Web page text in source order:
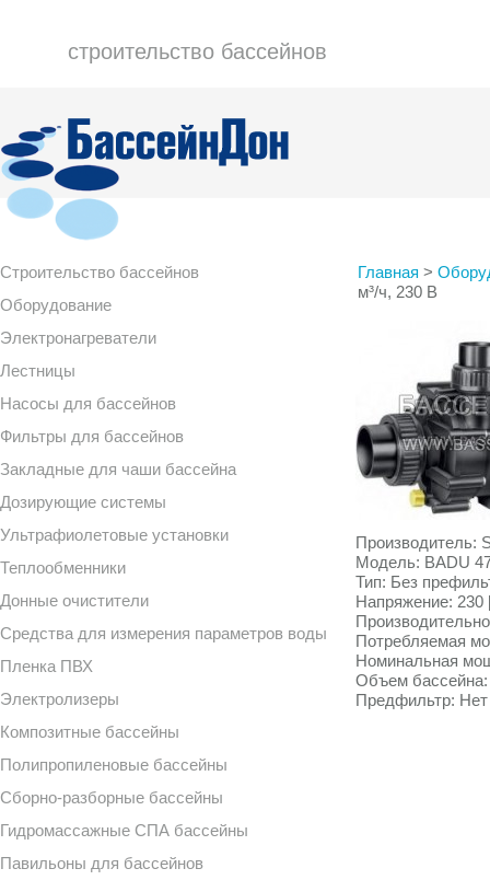
строительство бассейнов
Строительство бассейнов
Оборудование
Электронагреватели
Лестницы
Насосы для бассейнов
Фильтры для бассейнов
Закладные для чаши бассейна
Дозирующие системы
Ультрафиолетовые установки
Теплообменники
Донные очистители
Средства для измерения параметров воды
Пленка ПВХ
Электролизеры
Композитные бассейны
Полипропиленовые бассейны
Сборно-разборные бассейны
Гидромассажные СПА бассейны
Павильоны для бассейнов
Главная >
м³/ч, 230 В
Производитель:
Модель: BADU
Тип: Без
Напряжение: 230
Потребляемая
Номинальная
Объем бассейна
Предфильтр: Нет